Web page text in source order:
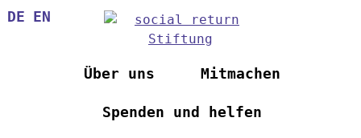
Direkt
Über uns Mitmachen
Spenden und helfen
DE EN